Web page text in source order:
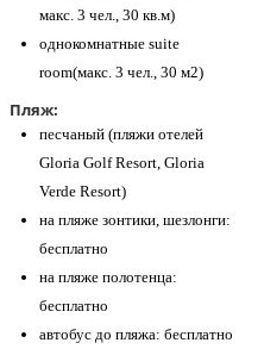
макс. 3 чел., 30 кв.м)
однокомнатные suite
room(макс. 3 чел., 30 м2)
Пляж:
песчаный (пляжи отелей
Gloria Golf Resort, Gloria
Verde Resort)
на пляже зонтики, шезлонги:
бесплатно
на пляже полотенца:
бесплатно
автобус до пляжа: бесплатно